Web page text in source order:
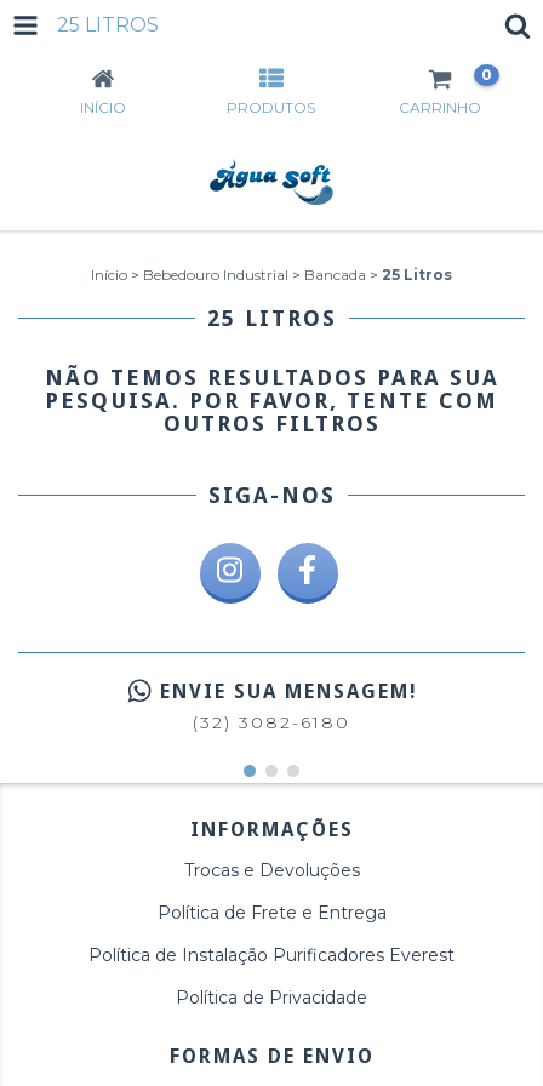
25 LITROS
INÍCIO PRODUTOS CARRINHO
0
Início > Bebedouro Industrial > Bancada > 25 Litros
25 LITROS
NÃO TEMOS RESULTADOS PARA SUA
PESQUISA. POR FAVOR, TENTE COM
OUTROS FILTROS
SIGA-NOS
ENVIE SUA MENSAGEM!
(32) 3082-6180
INFORMAÇÕES
Trocas e Devoluções
Política de Frete e Entrega
Política de Instalação Purificadores Everest
Política de Privacidade
FORMAS DE ENVIO